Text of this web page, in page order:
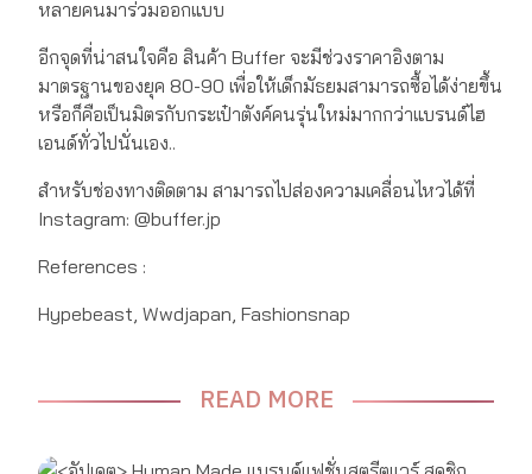
หลายคนมาร่วมออกแบบ
อีกจุดที่น่าสนใจคือ สินค้า Buffer จะมีช่วงราคาอิงตาม
มาตรฐานของยุค 80-90 เพื่อให้เด็กมัธยมสามารถซื้อได้ง่ายขึ้น
หรือก็คือเป็นมิตรกับกระเป๋าตังค์คนรุ่นใหม่มากกว่าแบรนด์ไฮ
เอนด์ทั่วไปนั่นเอง..
สำหรับช่องทางติดตาม สามารถไปส่องความเคลื่อนไหวได้ที่
Instagram: @buffer.jp
References :
Hypebeast, Wwdjapan, Fashionsnap
READ MORE